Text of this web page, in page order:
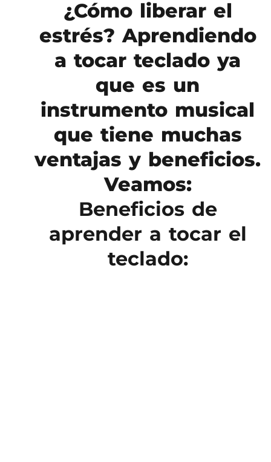
¿Cómo liberar el
estrés? Aprendiendo
a tocar teclado ya
que es un
instrumento musical
que tiene muchas
ventajas y beneficios.
Veamos:
Beneficios de
aprender a tocar el
teclado: